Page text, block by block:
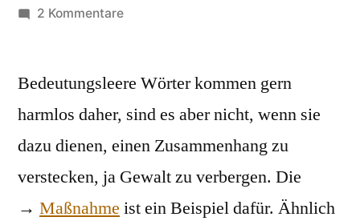
von
2 Kommentarezu
Bedeutungsleere Wörter kommen gern
harmlos daher, sind es aber nicht, wenn sie
dazu dienen, einen Zusammenhang zu
verstecken, ja Gewalt zu verbergen. Die
→ Maßnahme ist ein Beispiel dafür. Ähnlich